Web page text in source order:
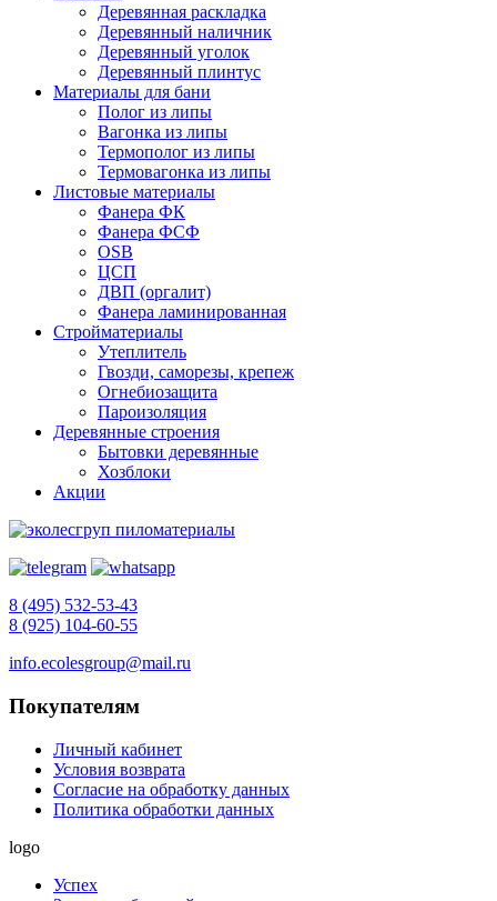
Деревянная раскладка
Деревянный наличник
Деревянный уголок
Деревянный плинтус
Материалы для бани
Полог из липы
Вагонка из липы
Термополог из липы
Термовагонка из липы
Листовые материалы
Фанера ФК
Фанера ФСФ
OSB
ЦСП
ДВП (оргалит)
Фанера ламинированная
Стройматериалы
Утеплитель
Гвозди, саморезы, крепеж
Огнебиозащита
Пароизоляция
Деревянные строения
Бытовки деревянные
Хозблоки
Акции
8 (495) 532-53-43
8 (925) 104-60-55
info.ecolesgroup@mail.ru
Покупателям
Личный кабинет
Условия возврата
Согласие на обработку данных
Политика обработки данных
logo
Успех